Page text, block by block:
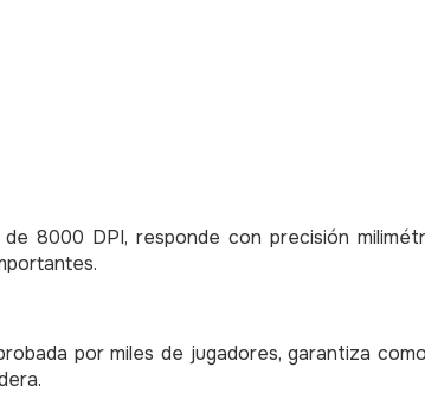
8000 DPI, responde con precisión
por miles de jugadores, garantiza